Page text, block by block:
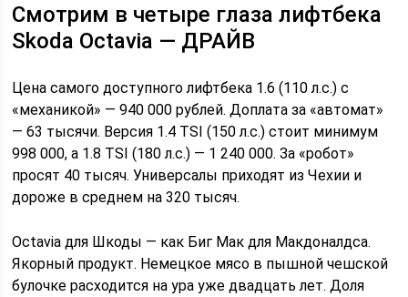
Смотрим в четыре глаза лифтбека
Skoda Octavia — ДРАЙВ
Цена самого доступного лифтбека 1.6 (110 л.с.) с
«механикой» — 940 000 рублей. Доплата за «автомат»
— 63 тысячи. Версия 1.4 TSI (150 л.с.) стоит минимум
998 000, а 1.8 TSI (180 л.с.) — 1 240 000. За «робот»
просят 40 тысяч. Универсалы приходят из Чехии и
дороже в среднем на 320 тысяч.
Octavia для Шкоды — как Биг Мак для Макдоналдса.
Якорный продукт. Немецкое мясо в пышной чешской
булочке расходится на ура уже двадцать лет. Доля